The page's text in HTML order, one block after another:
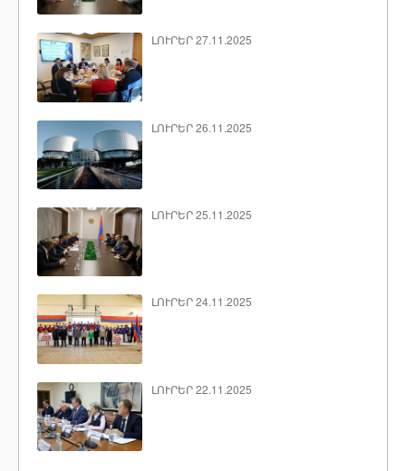
ԼՈՒՐԵՐ 27.11.2025
ԼՈՒՐԵՐ 26.11.2025
ԼՈՒՐԵՐ 25.11.2025
ԼՈՒՐԵՐ 24.11.2025
ԼՈՒՐԵՐ 22.11.2025